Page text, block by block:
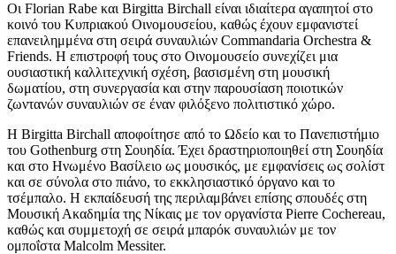
Οι Florian Rabe και Birgitta Birchall είναι ιδιαίτερα αγαπητοί στο
κοινό του Κυπριακού Οινομουσείου, καθώς έχουν εμφανιστεί
επανειλημμένα στη σειρά συναυλιών Commandaria Orchestra &
Friends. Η επιστροφή τους στο Οινομουσείο συνεχίζει μια
ουσιαστική καλλιτεχνική σχέση, βασισμένη στη μουσική
δωματίου, στη συνεργασία και στην παρουσίαση ποιοτικών
ζωντανών συναυλιών σε έναν φιλόξενο πολιτιστικό χώρο.
Η Birgitta Birchall αποφοίτησε από το Ωδείο και το Πανεπιστήμιο
του Gothenburg στη Σουηδία. Έχει δραστηριοποιηθεί στη Σουηδία
και στο Ηνωμένο Βασίλειο ως μουσικός, με εμφανίσεις ως σολίστ
και σε σύνολα στο πιάνο, το εκκλησιαστικό όργανο και το
τσέμπαλο. Η εκπαίδευσή της περιλαμβάνει επίσης σπουδές στη
Μουσική Ακαδημία της Νίκαις με τον οργανίστα Pierre Cochereau,
καθώς και συμμετοχή σε σειρά μπαρόκ συναυλιών με τον
ομποΐστα Malcolm Messiter.